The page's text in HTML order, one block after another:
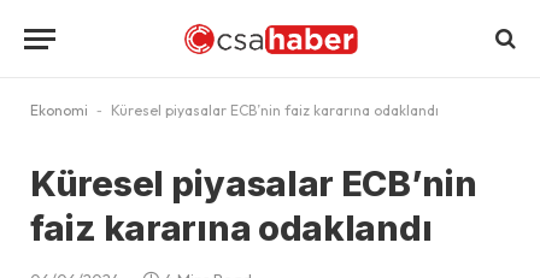
Ekonomi - Küresel piyasalar ECB’nin faiz kararına odaklandı
Küresel piyasalar ECB’nin
faiz kararına odaklandı